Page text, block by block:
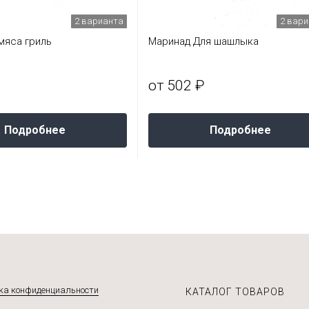
2 варианта
гриль
Подробнее
2
Маринад Для шашлыка
от 502 ₽
Подробнее
конфиденциальности КАТАЛОГ ТОВАРОВ